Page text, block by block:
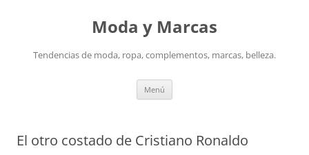
Moda y Marcas
Tendencias de moda, ropa, complementos, marcas, belleza.
Menú
El otro costado de Cristiano Ronaldo